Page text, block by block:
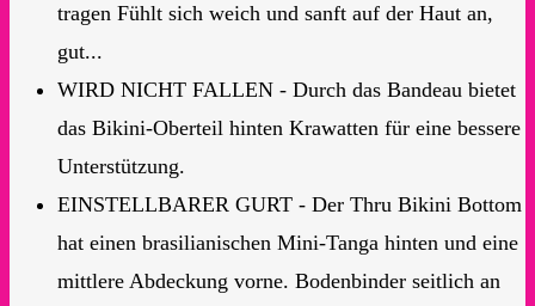
tragen Fühlt sich weich und sanft auf der Haut an,
gut...
WIRD NICHT FALLEN - Durch das Bandeau bietet
das Bikini-Oberteil hinten Krawatten für eine bessere
Unterstützung.
EINSTELLBARER GURT - Der Thru Bikini Bottom
hat einen brasilianischen Mini-Tanga hinten und eine
mittlere Abdeckung vorne. Bodenbinder seitlich an